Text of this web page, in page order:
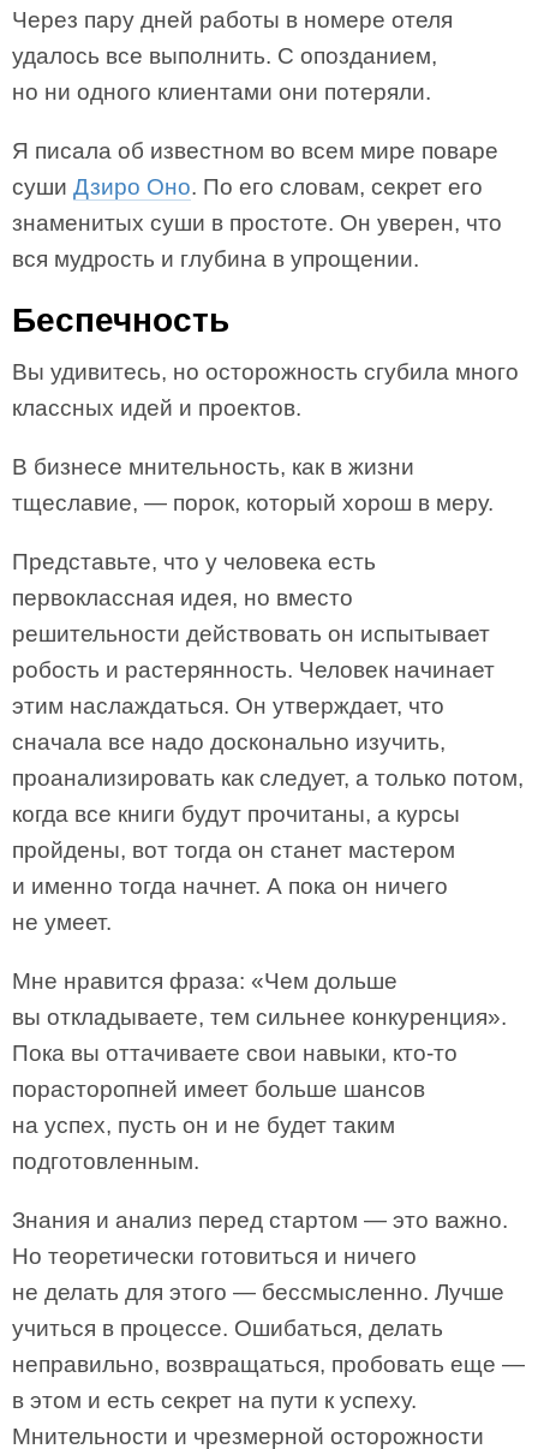
Через пару дней работы в номере отеля
удалось все выполнить. С опозданием,
но ни одного клиентами они потеряли.
Я писала об известном во всем мире поваре
суши Дзиро Оно. По его словам, секрет его
знаменитых суши в простоте. Он уверен, что
вся мудрость и глубина в упрощении.
Беспечность
Вы удивитесь, но осторожность сгубила много
классных идей и проектов.
В бизнесе мнительность, как в жизни
тщеславие, — порок, который хорош в меру.
Представьте, что у человека есть
первоклассная идея, но вместо
решительности действовать он испытывает
робость и растерянность. Человек начинает
этим наслаждаться. Он утверждает, что
сначала все надо досконально изучить,
проанализировать как следует, а только потом,
когда все книги будут прочитаны, а курсы
пройдены, вот тогда он станет мастером
и именно тогда начнет. А пока он ничего
не умеет.
Мне нравится фраза: «Чем дольше
вы откладываете, тем сильнее конкуренция».
Пока вы оттачиваете свои навыки, кто-то
порасторопней имеет больше шансов
на успех, пусть он и не будет таким
подготовленным.
Знания и анализ перед стартом — это важно.
Но теоретически готовиться и ничего
не делать для этого — бессмысленно. Лучше
учиться в процессе. Ошибаться, делать
неправильно, возвращаться, пробовать еще —
в этом и есть секрет на пути к успеху.
Мнительности и чрезмерной осторожности